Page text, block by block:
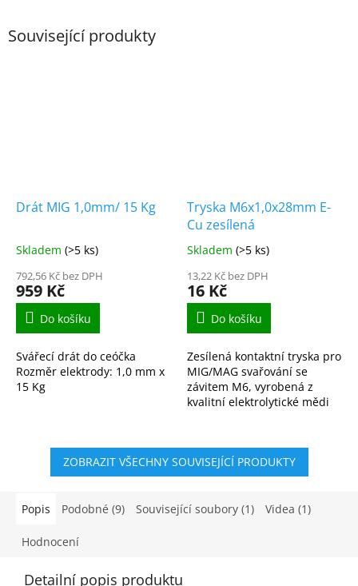
Související produkty
Drát MIG 1,0mm/ 15 Kg
Skladem (>5 ks)
792,56 Kč bez DPH
959 Kč
Do košíku
Svářecí drát do ceóčka
Rozměr elektrody: 1,0 mm x
15 Kg
Tryska M6x1,0x28mm E-
Cu zesílená
Skladem (>5 ks)
13,22 Kč bez DPH
16 Kč
Do košíku
Zesílená kontaktní tryska pro
MIG/MAG svařování se
závitem M6, vyrobená z
kvalitní elektrolytické mědi
delší životnost a...
ZOBRAZIT VŠECHNY SOUVISEJÍCÍ PRODUKTY
Popis Podobné (9) Související soubory (1) Videa (1)
Hodnocení
Detailní popis produktu